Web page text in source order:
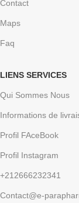
Contact
Maps
Faq
LIENS SERVICES
Qui Sommes Nous
Informations de
Profil FAceBook
Profil Instagram
+212666232341
Contact@e-